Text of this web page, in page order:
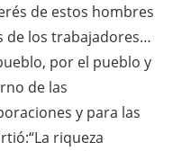
de estos hombres
de los trabajadores…
por el pueblo y
de las
y para las
riqueza